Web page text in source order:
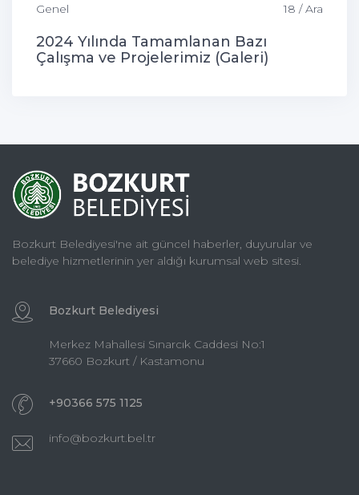
Genel 18 / Ara
2024 Yılında Tamamlanan Bazı
Çalışma ve Projelerimiz (Galeri)
Bozkurt Belediyesi'ne ait güncel haberler, duyurular ve
belediye hizmetlerinin yer aldığı kurumsal web sitesi.
Bozkurt Belediyesi
Merkez Mahallesi Sınarcık Caddesi No:1
37660 Bozkurt / Kastamonu
+90366 575 1125
info@bozkurt.bel.tr